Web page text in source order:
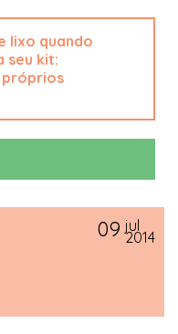
lixo quando
seu kit:
próprios
09 jul
2014